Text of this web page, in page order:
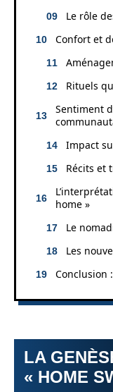
Le rôle
Confort et
Rituels
Sentiment
Impact
Récits et
home »
Le
Les
Conclusion
LA
« HOME